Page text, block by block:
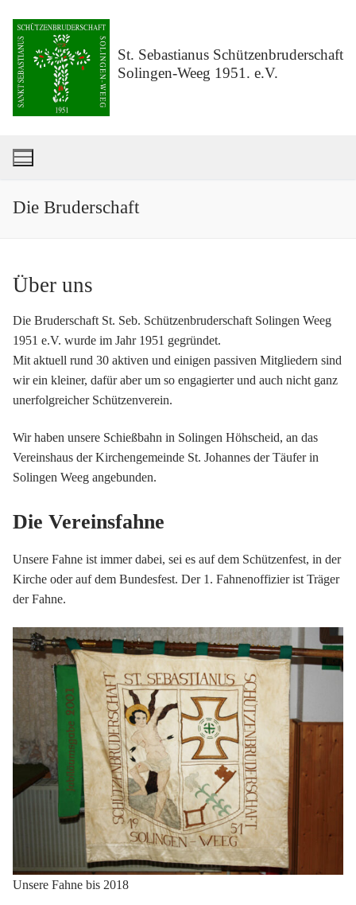
Inhalt
springen
St. Sebastianus Schützenbruderschaft
Solingen-Weeg 1951. e.V.
Die Bruderschaft
Über uns
Die Bruderschaft St. Seb. Schützenbruderschaft Solingen Weeg
1951 e.V. wurde im Jahr 1951 gegründet.
Mit aktuell rund 30 aktiven und einigen passiven Mitgliedern sind
wir ein kleiner, dafür aber um so engagierter und auch nicht ganz
unerfolgreicher Schützenverein.
Wir haben unsere Schießbahn in Solingen Höhscheid, an das
Vereinshaus der Kirchengemeinde St. Johannes der Täufer in
Solingen Weeg angebunden.
Die Vereinsfahne
Unsere Fahne ist immer dabei, sei es auf dem Schützenfest, in der
Kirche oder auf dem Bundesfest. Der 1. Fahnenoffizier ist Träger
der Fahne.
Unsere Fahne bis 2018